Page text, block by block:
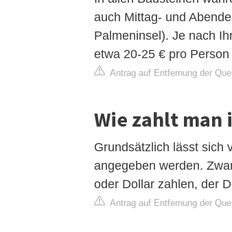
auch Mittag- und
Palmeninsel). Je nach
etwa 20-25 € pro
Antrag auf Entfernung der
Wie zahlt man
Grundsätzlich lässt sich
angegeben werden.
oder Dollar zahlen, der
Antrag auf Entfernung der